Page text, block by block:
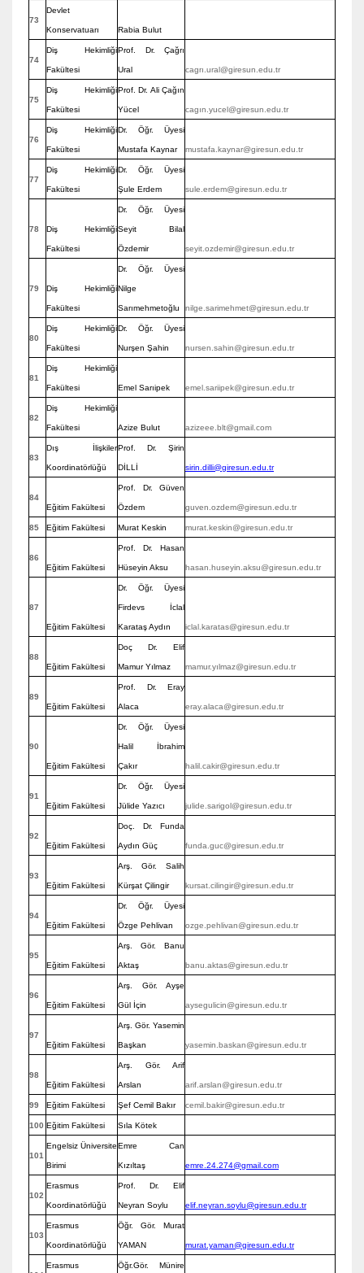
73
Devlet
Konservatuarı Rabia Bulut
74
Diş Hekimliği
Fakültesi
Prof. Dr. Çağrı
Ural cagrı.ural@giresun.edu.tr
75
Diş Hekimliği
Fakültesi
Prof. Dr. Ali Çağın
Yücel cagın.yucel@giresun.edu.tr
76
Diş Hekimliği
Fakültesi
Dr. Öğr. Üyesi
Mustafa Kaynar mustafa.kaynar@giresun.edu.tr
77
Diş Hekimliği
Fakültesi
Dr. Öğr. Üyesi
Şule Erdem sule.erdem@giresun.edu.tr
78 Diş Hekimliği
Fakültesi
Dr. Öğr. Üyesi
Seyit Bilal
Özdemir seyit.ozdemir@giresun.edu.tr
79 Diş Hekimliği
Fakültesi
Dr. Öğr. Üyesi
Nilge
Sarımehmetoğlu nilge.sarimehmet@giresun.edu.tr
80
Diş Hekimliği
Fakültesi
Dr. Öğr. Üyesi
Nurşen Şahin nursen.sahin@giresun.edu.tr
81
Diş Hekimliği
Fakültesi Emel Sarıipek emel.sariipek@giresun.edu.tr
82
Diş Hekimliği
Fakültesi Azize Bulut azizeee.blt@gmail.com
83
Dış İlişkiler
Koordinatörlüğü
Prof. Dr. Şirin
DİLLİ sirin.dilli@giresun.edu.tr
84
Eğitim Fakültesi
Prof. Dr. Güven
Özdem guven.ozdem@giresun.edu.tr
85 Eğitim Fakültesi Murat Keskin murat.keskin@giresun.edu.tr
86
Eğitim Fakültesi
Prof. Dr. Hasan
Hüseyin Aksu hasan.huseyin.aksu@giresun.edu.tr
87
Eğitim Fakültesi
Dr. Öğr. Üyesi
Firdevs İclal
Karataş Aydın iclal.karatas@giresun.edu.tr
88
Eğitim Fakültesi
Doç Dr. Elif
Mamur Yılmaz mamur.yılmaz@giresun.edu.tr
89
Eğitim Fakültesi
Prof. Dr. Eray
Alaca eray.alaca@giresun.edu.tr
90
Eğitim Fakültesi
Dr. Öğr. Üyesi
Halil İbrahim
Çakır halil.cakir@giresun.edu.tr
91
Eğitim Fakültesi
Dr. Öğr. Üyesi
Jülide Yazıcı julide.sarigol@giresun.edu.tr
92
Eğitim Fakültesi
Doç. Dr. Funda
Aydın Güç funda.guc@giresun.edu.tr
93
Eğitim Fakültesi
Arş. Gör. Salih
Kürşat Çilingir kursat.cilingir@giresun.edu.tr
94
Eğitim Fakültesi
Dr. Öğr. Üyesi
Özge Pehlivan ozge.pehlivan@giresun.edu.tr
95
Eğitim Fakültesi
Arş. Gör. Banu
Aktaş banu.aktas@giresun.edu.tr
96
Eğitim Fakültesi
Arş. Gör. Ayşe
Gül İçin aysegulicin@giresun.edu.tr
97
Eğitim Fakültesi
Arş. Gör. Yasemin
Başkan yasemin.baskan@giresun.edu.tr
98
Eğitim Fakültesi
Arş. Gör. Arif
Arslan arif.arslan@giresun.edu.tr
99 Eğitim Fakültesi Şef Cemil Bakır cemil.bakir@giresun.edu.tr
100 Eğitim Fakültesi Sıla Kötek
101
Engelsiz Üniversite
Birimi
Emre Can
Kızıltaş emre.24.274@gmail.com
102
Erasmus
Koordinatörlüğü
Prof. Dr. Elif
Neyran Soylu elif.neyran.soylu@giresun.edu.tr
103
Erasmus
Koordinatörlüğü
Öğr. Gör. Murat
YAMAN murat.yaman@giresun.edu.tr
Erasmus Öğr.Gör. Münire